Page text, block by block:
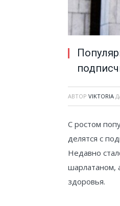
АВТОР VIKTORIA
С ростом
делятся с
Недавно
шарлатаном,
здоровья.